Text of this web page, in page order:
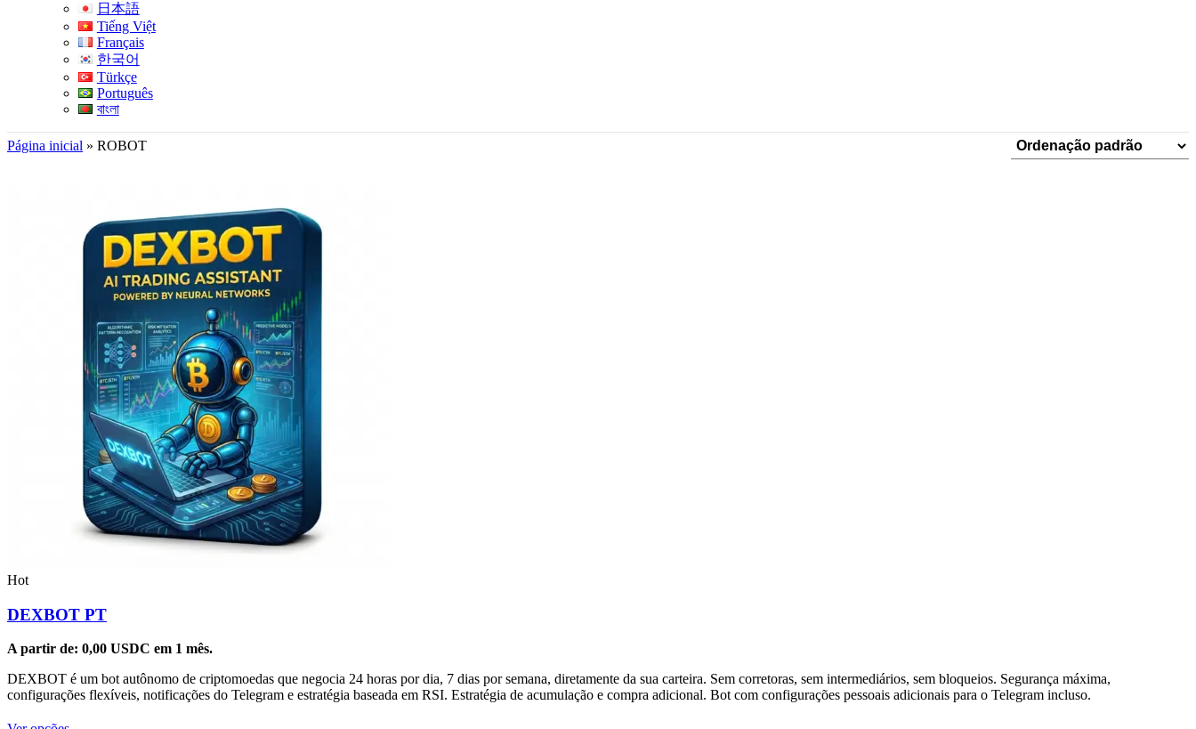
日本語
Tiếng Việt
Français
한국어
Türkçe
Português
বাংলা
Página inicial » ROBOT
Hot
DEXBOT PT
A partir de: 0,00 USDC em 1 mês.
DEXBOT é um bot autônomo de criptomoedas que negocia 24 horas por dia, 7 dias por semana, diretamente da sua carteira. Sem corretoras, sem intermediários, sem bloqueios. Segurança máxima,
configurações flexíveis, notificações do Telegram e estratégia baseada em RSI. Estratégia de acumulação e compra adicional. Bot com configurações pessoais adicionais para o Telegram incluso.